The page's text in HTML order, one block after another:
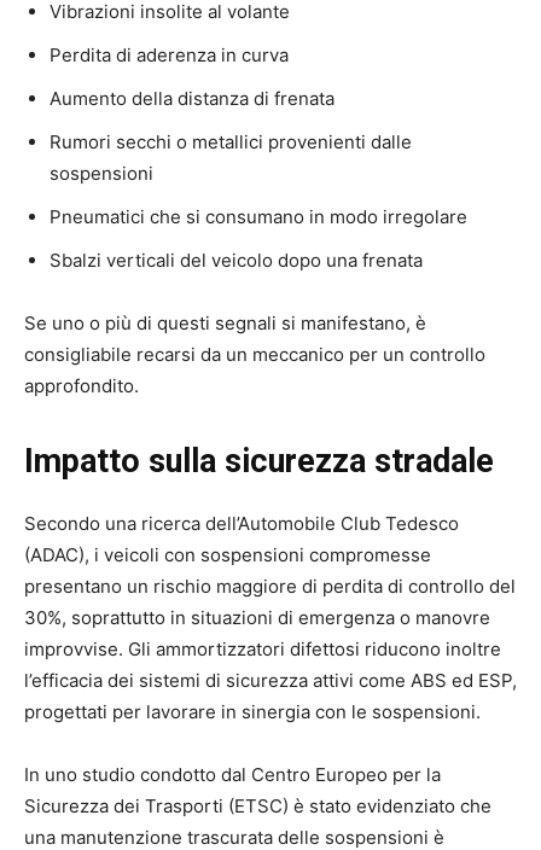
Vibrazioni insolite al volante
Perdita di aderenza in curva
Aumento della distanza di frenata
Rumori secchi o metallici provenienti dalle
sospensioni
Pneumatici che si consumano in modo irregolare
Sbalzi verticali del veicolo dopo una frenata
Se uno o più di questi segnali si manifestano, è
consigliabile recarsi da un meccanico per un controllo
approfondito.
Impatto sulla sicurezza stradale
Secondo una ricerca dell’Automobile Club Tedesco
(ADAC), i veicoli con sospensioni compromesse
presentano un rischio maggiore di perdita di controllo del
30%, soprattutto in situazioni di emergenza o manovre
improvvise. Gli ammortizzatori difettosi riducono inoltre
l’efficacia dei sistemi di sicurezza attivi come ABS ed ESP,
progettati per lavorare in sinergia con le sospensioni.
In uno studio condotto dal Centro Europeo per la
Sicurezza dei Trasporti (ETSC) è stato evidenziato che
una manutenzione trascurata delle sospensioni è